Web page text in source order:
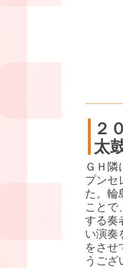
２
太
ＧＨ
プンセ
た。
ことで
する奏
い演奏
をさせ
うござ